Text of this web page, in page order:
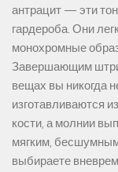
антрацит — эти
гардероба. Они
монохромные
Завершающим
вещах вы никогда
изготавливаются
кости, а молнии
мягким,
выбираете